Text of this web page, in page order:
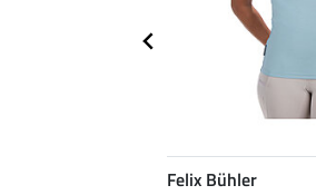
Felix Bühler